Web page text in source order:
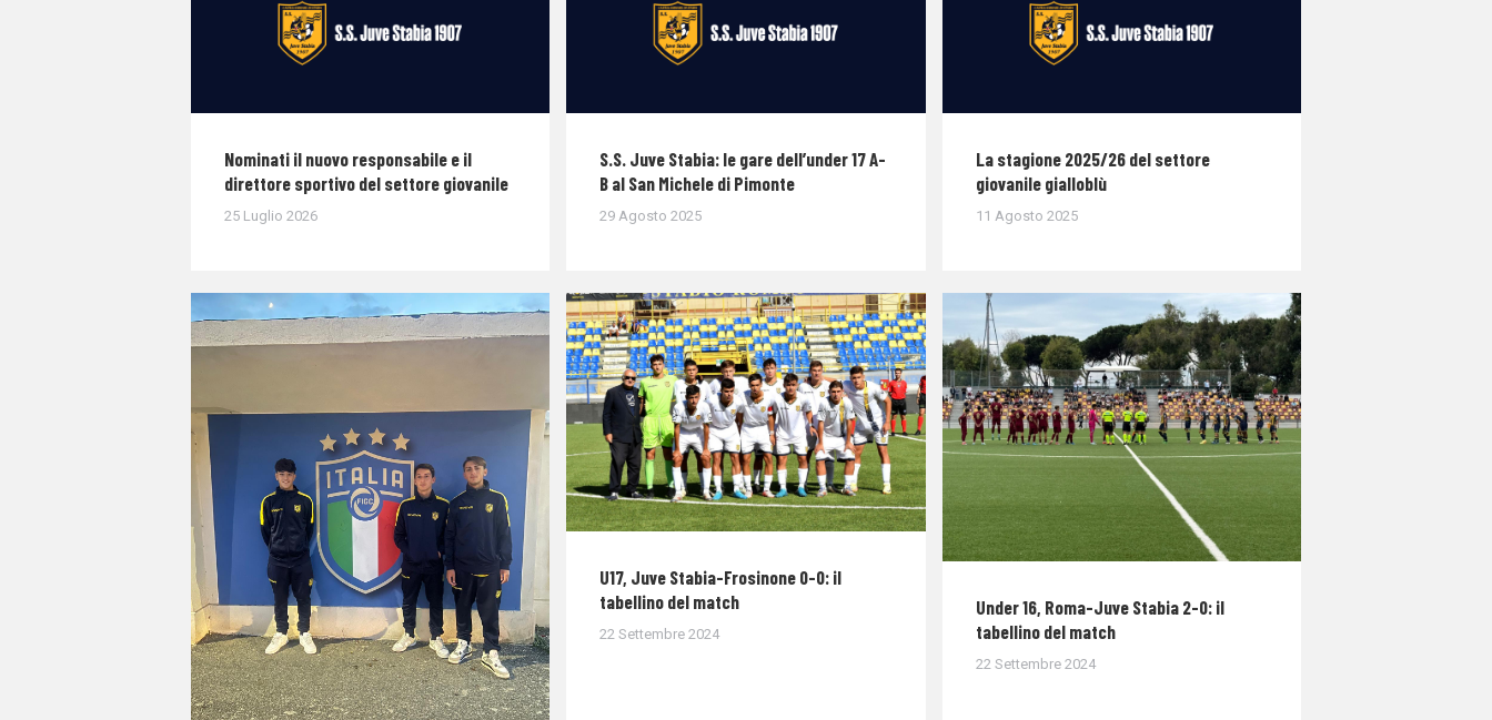
Nominati il nuovo responsabile e il
direttore sportivo del settore giovanile
25 Luglio 2026
S.S. Juve Stabia: le gare dell’under 17 A-
B al San Michele di Pimonte
29 Agosto 2025
La stagione 2025/26 del settore
giovanile gialloblù
11 Agosto 2025
U17, Juve Stabia-Frosinone 0-0: il
tabellino del match
22 Settembre 2024
Under 16, Roma-Juve Stabia 2-0: il
tabellino del match
22 Settembre 2024